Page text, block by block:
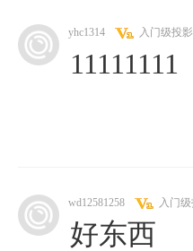
yhc1314 入门级投
11111111
wd12581258 入门
好东西